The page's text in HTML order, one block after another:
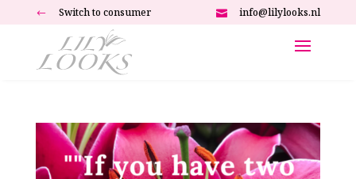
# Switch to consumer  info@lilylooks.nl